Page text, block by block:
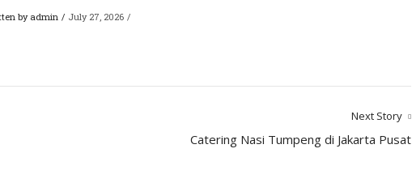
byadmin July 27, 2026
Next Story
Catering Nasi Tumpeng di Jakarta Pusat